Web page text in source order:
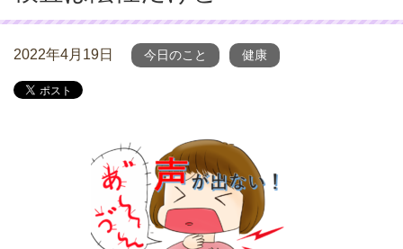
2022年4月19日 今日のこと 健康